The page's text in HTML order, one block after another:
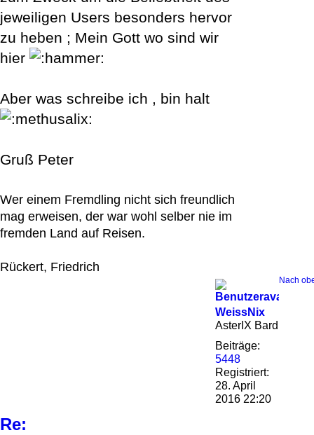
jeweiligen Users besonders hervor
zu heben ; Mein Gott wo sind wir
hier
Aber was schreibe ich , bin halt
Gruß Peter
Wer einem Fremdling nicht sich freundlich
mag erweisen, der war wohl selber nie im
fremden Land auf Reisen.
Rückert, Friedrich
Nach
WeissNix
AsterIX Bard
Beiträge:
5448
Registriert:
28. April
2016 22:20
Re: